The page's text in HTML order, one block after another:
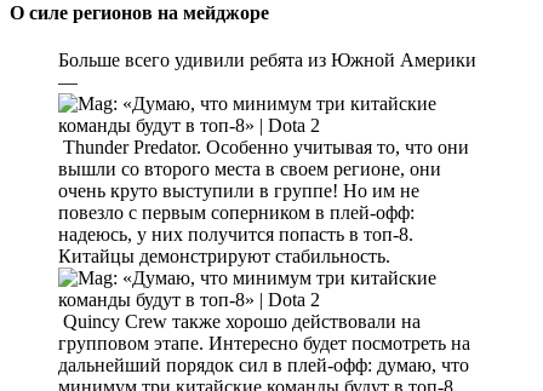
О силе регионов на мейджоре
Больше всего удивили ребята из Южной Америки
—
Thunder Predator. Особенно учитывая то, что они
вышли со второго места в своем регионе, они
очень круто выступили в группе! Но им не
повезло с первым соперником в плей-офф:
надеюсь, у них получится попасть в топ-8.
Китайцы демонстрируют стабильность.
Quincy Crew также хорошо действовали на
групповом этапе. Интересно будет посмотреть на
дальнейший порядок сил в плей-офф: думаю, что